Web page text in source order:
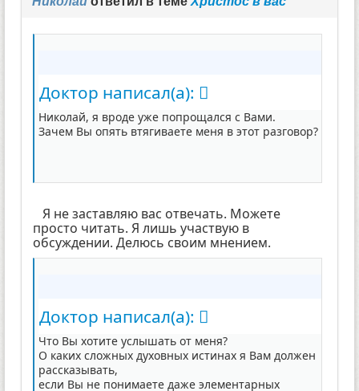
Доктор написал(а):
Николай, я вроде уже попрощался с Вами.
Зачем Вы опять втягиваете меня в этот разговор?
Я не заставляю вас отвечать. Можете
просто читать. Я лишь участвую в
обсуждении. Делюсь своим мнением.
Доктор написал(а):
Что Вы хотите услышать от меня?
О каких сложных духовных истинах я Вам должен
рассказывать,
если Вы не понимаете даже элементарных